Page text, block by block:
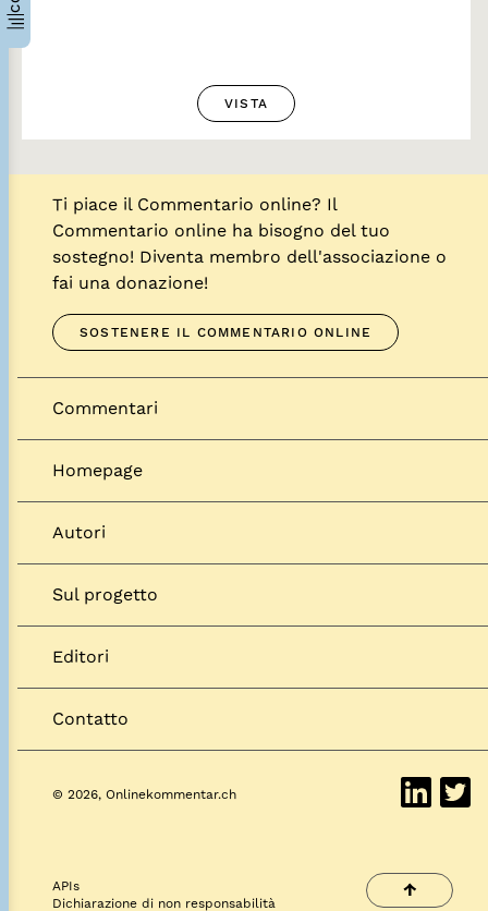
VISTA
Ti piace il Commentario online? Il
Commentario online ha bisogno del tuo
sostegno! Diventa membro dell'associazione o
fai una donazione!
SOSTENERE IL COMMENTARIO ONLINE
Commentari
Homepage
Autori
Sul progetto
Editori
Contatto
© 2026, Onlinekommentar.ch
APIs
Dichiarazione di non responsabilità
↑